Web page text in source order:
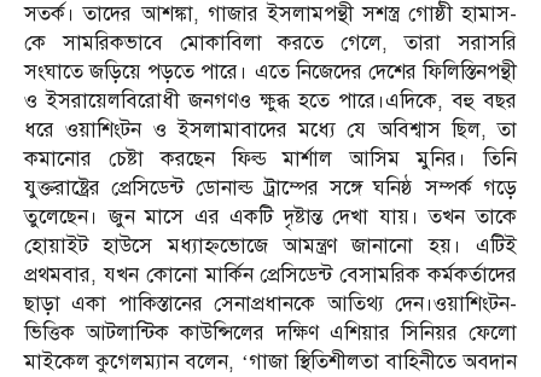
সতর্ক। তাদের আশঙ্কা, গাজার ইসলামপন্থী সশস্ত্র গোষ্ঠী হামাস-
কে সামরিকভাবে মোকাবিলা করতে গেলে, তারা সরাসরি
সংঘাতে জড়িয়ে পড়তে পারে। এতে নিজেদের দেশের ফিলিস্তিনপন্থী
ও ইসরায়েলবিরোধী জনগণও ক্ষুব্ধ হতে পারে।এদিকে, বহু বছর
ধরে ওয়াশিংটন ও ইসলামাবাদের মধ্যে যে অবিশ্বাস ছিল, তা
কমানোর চেষ্টা করছেন ফিল্ড মার্শাল আসিম মুনির। তিনি
যুক্তরাষ্ট্রের প্রেসিডেন্ট ডোনাল্ড ট্রাম্পের সঙ্গে ঘনিষ্ঠ সম্পর্ক গড়ে
তুলেছেন। জুন মাসে এর একটি দৃষ্টান্ত দেখা যায়। তখন তাকে
হোয়াইট হাউসে মধ্যাহ্নভোজে আমন্ত্রণ জানানো হয়। এটিই
প্রথমবার, যখন কোনো মার্কিন প্রেসিডেন্ট বেসামরিক কর্মকর্তাদের
ছাড়া একা পাকিস্তানের সেনাপ্রধানকে আতিথ্য দেন।ওয়াশিংটন-
ভিত্তিক আটলান্টিক কাউন্সিলের দক্ষিণ এশিয়ার সিনিয়র ফেলো
মাইকেল কুগেলম্যান বলেন, ‘গাজা স্থিতিশীলতা বাহিনীতে অবদান